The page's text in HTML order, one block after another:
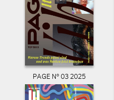
PAGE N° 03 2025